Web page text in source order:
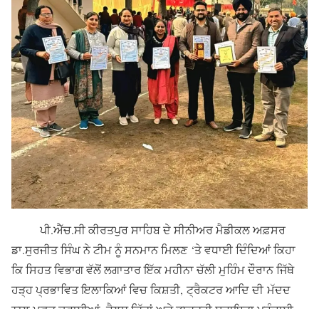
ਪੀ.ਐੱਚ.ਸੀ ਕੀਰਤਪੁਰ ਸਾਹਿਬ ਦੇ ਸੀਨੀਅਰ ਮੈਡੀਕਲ ਅਫ਼ਸਰ
ਡਾ.ਸੁਰਜੀਤ ਸਿੰਘ ਨੇ ਟੀਮ ਨੂੰ ਸਨਮਾਨ ਮਿਲਣ ‘ਤੇ ਵਧਾਈ ਦਿੰਦਿਆਂ ਕਿਹਾ
ਕਿ ਸਿਹਤ ਵਿਭਾਗ ਵੱਲੋਂ ਲਗਾਤਾਰ ਇੱਕ ਮਹੀਨਾ ਚੱਲੀ ਮੁਹਿੰਮ ਦੌਰਾਨ ਜਿੱਥੇ
ਹੜ੍ਹ ਪ੍ਰਭਾਵਿਤ ਇਲਾਕਿਆਂ ਵਿਚ ਕਿਸ਼ਤੀ, ਟ੍ਰੈਕਟਰ ਆਦਿ ਦੀ ਮੱਦਦ